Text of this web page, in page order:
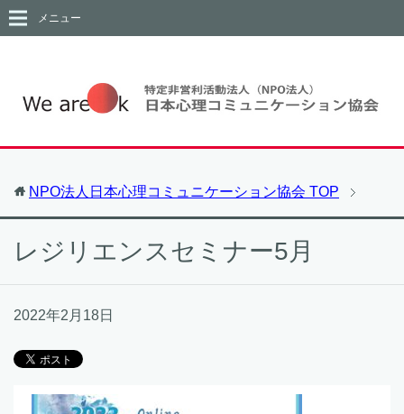
メニュー
NPO法人日本心理コミュニケーション協会 TOP
レジリエンスセミナー5月
2022年2月18日